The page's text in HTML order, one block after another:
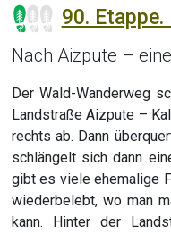
90.
Nach Aizpute –
Der Wald-Wanderweg
Landstraße Aizpute –
rechts ab. Dann
schlängelt sich dann
gibt es viele ehemalige
wiederbelebt, wo man
kann. Hinter der